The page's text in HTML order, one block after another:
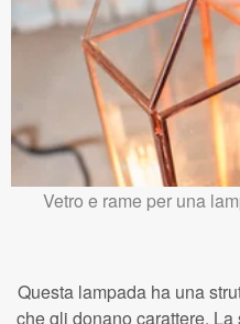
Vetro e rame per una
Questa lampada ha una
che gli donano carattere.